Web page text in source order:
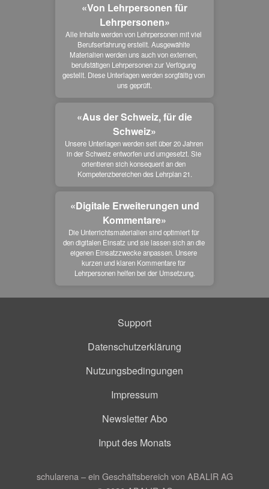
«Von Lehrpersonen für
Lehrpersonen»
Alle Inhalte werden von Lehrpersonen mit viel
Berufserfahrung erstellt. Ausgewählte
Materialien werden uns auch von externen,
berufstätigen Lehrpersonen zur Verfügung
gestellt. Diese Unterlagen werden sorgfältig von
uns geprüft.
«Aus der Schweiz, für die
Schweiz»
Unsere Unterlagen werden seit über 20 Jahren
in der Schweiz entworfen und umgesetzt. Sie
orientieren sich konsequent an den
Kompetenzbereichen des Lehrplan 21.
«Digitale Erweiterungen und
Kommentare»
Die Unterrichtsmaterialien sind optimiert für
den digitalen Einsatz und sie lassen sich an die
eigenen Einsatzzwecke anpassen. Unsere
kurzen und klaren Kommentare für
Lehrpersonen helfen bei der Umsetzung.
Support
Datenschutzerklärung
Nutzungsbedingungen
Impressum
Newsletter Abo
Input des Monats
schularena – ein Geschäftsbereich von ABALIR AG